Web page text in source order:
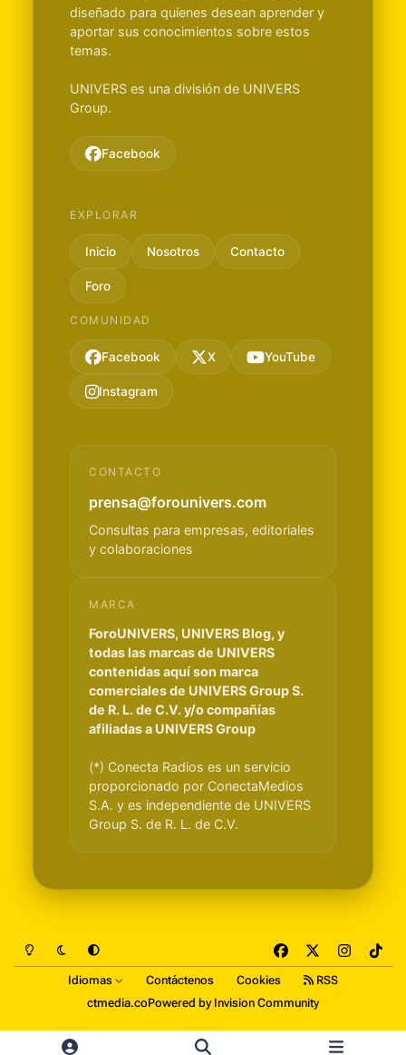
diseñado para quienes desean aprender y
aportar sus conocimientos sobre estos
temas.
UNIVERS es una división de UNIVERS
Group.
Facebook
EXPLORAR
Inicio Nosotros Contacto
Foro
COMUNIDAD
Facebook X YouTube
Instagram
CONTACTO
prensa@forounivers.com
Consultas para empresas, editoriales
y colaboraciones
MARCA
ForoUNIVERS, UNIVERS Blog, y
todas las marcas de UNIVERS
contenidas aquí son marca
comerciales de UNIVERS Group S.
de R. L. de C.V. y/o compañías
afiliadas a UNIVERS Group
(*) Conecta Radios es un servicio
proporcionado por ConectaMedios
S.A. y es independiente de UNIVERS
Group S. de R. L. de C.V.
Light ModeDark ModeSystem Preference
a
c
e
b
n
s
a
i
o
Idiomas Contáctenos Cookies
RSS
ctmedia.coPowered by Invision Community